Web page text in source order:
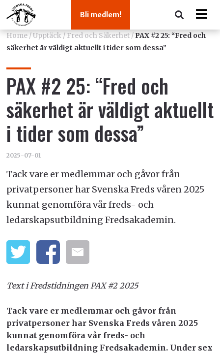
Bli medlem!
Home/Upptäck/Fred och Säkerhet/ PAX #2 25: “Fred och
säkerhet är väldigt aktuellt i tider som dessa”
PAX #2 25: “Fred och
säkerhet är väldigt aktuellt
i tider som dessa”
2025-07-01
Tack vare er medlemmar och gåvor från
privatpersoner har Svenska Freds våren 2025
kunnat genomföra vår freds- och
ledarskapsutbildning Fredsakademin.
Text i Fredstidningen PAX #2 2025
Tack vare er medlemmar och gåvor från
privatpersoner har Svenska Freds våren 2025
kunnat genomföra vår freds- och
ledarskapsutbildning Fredsakademin. Under sex